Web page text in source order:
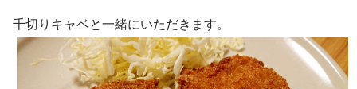
千切りキャベと一緒にいただきます。